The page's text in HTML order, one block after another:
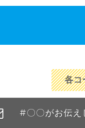
各コ
#〇〇がお伝え